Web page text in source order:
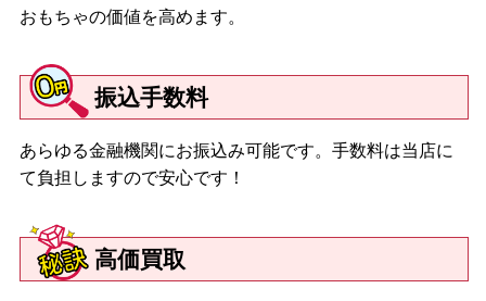
おもちゃの価値を高めます。
振込手数料
あらゆる金融機関にお振込み可能です。手数料は当店に
て負担しますので安心です！
高価買取